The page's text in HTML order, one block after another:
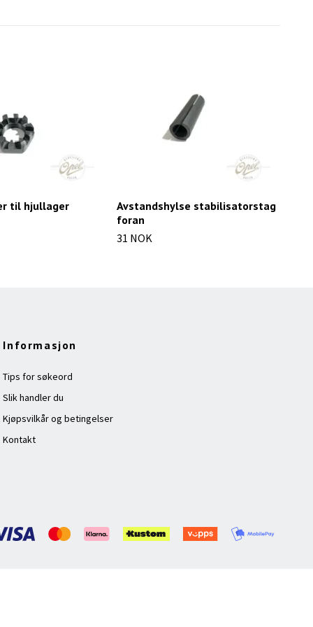
til hjullager
Avstandshylse stabilisatorstag
foran
31 NOK
Informasjon
Tips for søkeord
Slik handler du
Kjøpsvilkår og betingelser
Kontakt